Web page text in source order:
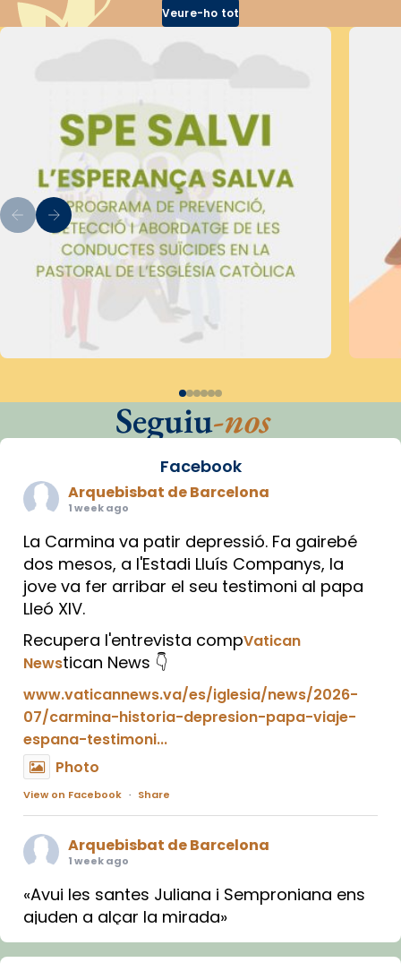
Veure-ho tot
Seguiu-nos
Facebook
Arquebisbat de Barcelona
1 week ago
La Carmina va patir depressió. Fa gairebé
dos mesos, a l'Estadi Lluís Companys, la
jove va fer arribar el seu testimoni al papa
Lleó XIV.
Recupera l'entrevista compVatican
Newstican News 👇
www.vaticannews.va/es/iglesia/news/2026-
07/carmina-historia-depresion-papa-viaje-
espana-testimoni...
Photo
View on Facebook · Share
Arquebisbat de Barcelona
1 week ago
«Avui les santes Juliana i Semproniana ens
ajuden a alçar la mirada»
Mons. Sergi Gordo, bisbe de Tortosa, ha